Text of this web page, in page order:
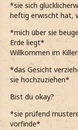
*sie sich
heftig erwischt hat,
*mich über sie
Erde liegt*
Willkommen im
*das Gesicht
sie hochzuziehen*
Bist du okay?
*sie prüfend
vorfinde*